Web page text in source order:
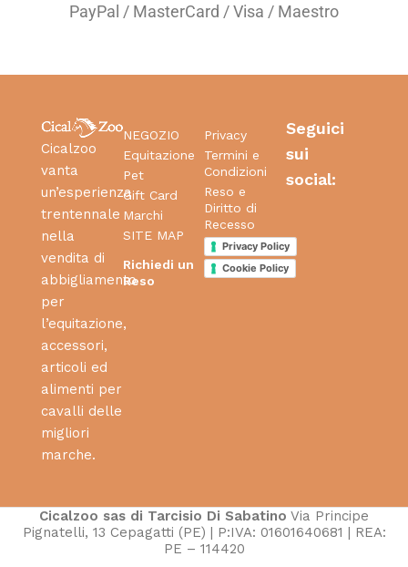
PayPal / MasterCard / Visa / Maestro
Cicalzoo
vanta
un’esperienza
trentennale
nella
vendita di
abbigliamento
per
l’equitazione,
accessori,
articoli ed
alimenti per
cavalli delle
migliori
marche.
NEGOZIO
Equitazione
Pet
Gift Card
Marchi
SITE MAP
Richiedi un
Reso
Privacy
Termini e
Condizioni
Reso e
Diritto di
Recesso
Privacy Policy
Cookie Policy
Seguici
sui
social:
Cicalzoo sas di Tarcisio Di Sabatino Via Principe
Pignatelli, 13 Cepagatti (PE) | P:IVA: 01601640681 | REA:
PE – 114420